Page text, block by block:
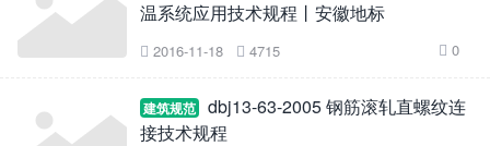
温系统应用技术规程丨安徽地标
 2016-11-18  4715  0
建筑规范
dbj13-63-2005 钢筋滚轧直螺纹连
接技术规程